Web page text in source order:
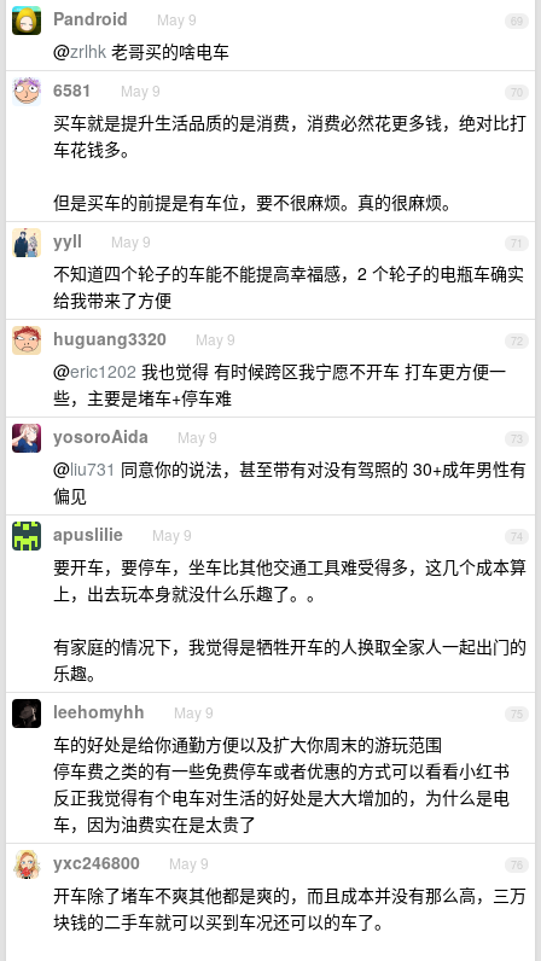
69
Pandroid May 9
@zrlhk 老哥买的啥电车
70
6581 May 9
买车就是提升生活品质的是消费，消费必然花更多钱，绝对比打
车花钱多。
但是买车的前提是有车位，要不很麻烦。真的很麻烦。
71
yyll May 9
不知道四个轮子的车能不能提高幸福感，2 个轮子的电瓶车确实
给我带来了方便
72
huguang3320 May 9
@eric1202 我也觉得 有时候跨区我宁愿不开车 打车更方便一
些，主要是堵车+停车难
73
yosoroAida May 9
@liu731 同意你的说法，甚至带有对没有驾照的 30+成年男性有
偏见
74
apuslilie May 9
要开车，要停车，坐车比其他交通工具难受得多，这几个成本算
上，出去玩本身就没什么乐趣了。。
有家庭的情况下，我觉得是牺牲开车的人换取全家人一起出门的
乐趣。
75
leehomyhh May 9
车的好处是给你通勤方便以及扩大你周末的游玩范围
停车费之类的有一些免费停车或者优惠的方式可以看看小红书
反正我觉得有个电车对生活的好处是大大增加的，为什么是电
车，因为油费实在是太贵了
76
yxc246800 May 9
开车除了堵车不爽其他都是爽的，而且成本并没有那么高，三万
块钱的二手车就可以买到车况还可以的车了。